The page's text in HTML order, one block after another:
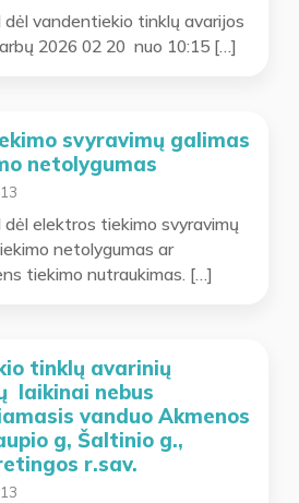
dėl vandentiekio tinklų avarijos
2026 02 20 nuo 10:15 […]
svyravimų galimas
netolygumas
dėl elektros tiekimo svyravimų
netolygumas ar
tiekimo nutraukimas. […]
tinklų avarinių
laikinai nebus
vanduo Akmenos
g, Šaltinio g.,
r.sav.